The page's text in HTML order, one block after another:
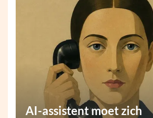
AI-assistent moet zich